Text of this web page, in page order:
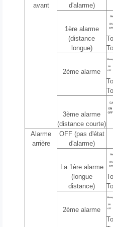
avant
d'alarme)
1ère alarme
(distance
longue)
2ème alarme
3ème alarme
(distance courte)
Alarme
arrière
OFF (pas d'état
d'alarme)
La 1ère alarme
(longue
distance)
2ème alarme